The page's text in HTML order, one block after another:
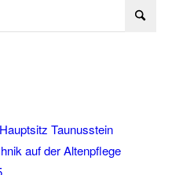
Taunusstein
auf der Altenpflege